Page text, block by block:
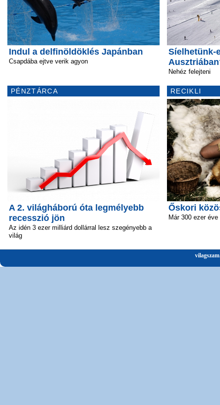
Indul a delfinöldöklés Japánban
Csapdába ejtve verik agyon
PÉNZTÁRCA
A 2. világháború óta legmélyebb
recesszió jön
Az idén 3 ezer milliárd dollárral lesz szegényebb a
világ
Síelhetünk-
Nehéz felejteni
RECIKLI
Őskori
Már 300 ezer